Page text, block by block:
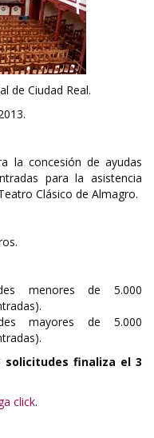
de Ciudad Real.
la concesión de ayudas
para la asistencia
Clásico de Almagro.
menores de 5.000
mayores de 5.000
solicitudes finaliza el 3
click.